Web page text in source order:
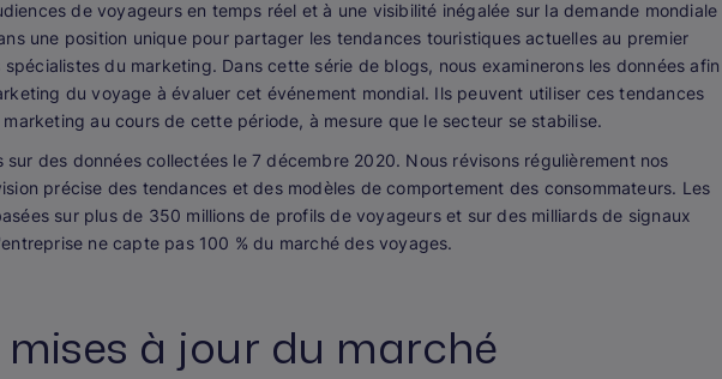
de voyageurs en temps réel et à une visibilité inégalée sur la demande mondiale
une position unique pour partager les tendances touristiques actuelles au premier
du marketing. Dans cette série de blogs, nous examinerons les données afin
du voyage à évaluer cet événement mondial. Ils peuvent utiliser ces tendances
au cours de cette période, à mesure que le secteur se stabilise.
sur des données collectées le 7 décembre 2020. Nous révisons régulièrement nos
précise des tendances et des modèles de comportement des consommateurs. Les
sur plus de 350 millions de profils de voyageurs et sur des milliards de signaux
ne capte pas 100 % du marché des voyages.
à jour du marché